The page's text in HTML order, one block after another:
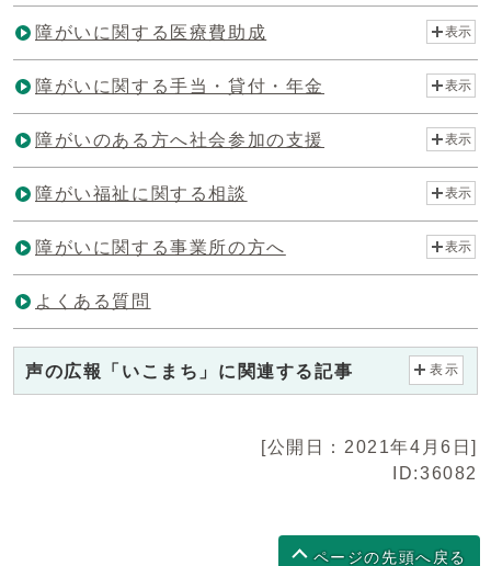
障がいに関する医療費助成 表示
障がいに関する手当・貸付・年金 表示
障がいのある方へ社会参加の支援 表示
障がい福祉に関する相談 表示
障がいに関する事業所の方へ 表示
よくある質問
声の広報「いこまち」に関連する記事 表示
[公開日：2021年4月6日]
ID:36082
ページの先頭へ戻る